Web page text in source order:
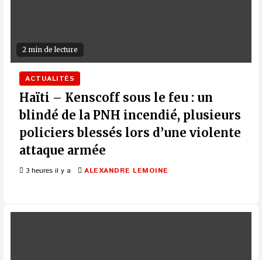
2 min de lecture
ACTUALITÉS
Haïti – Kenscoff sous le feu : un
blindé de la PNH incendié, plusieurs
policiers blessés lors d’une violente
attaque armée
3 heures il y a ALEXANDRE LEMOINE